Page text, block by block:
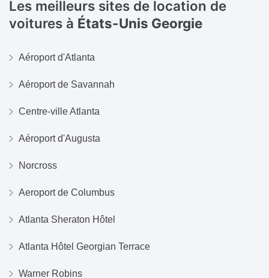
Les meilleurs sites de location de
voitures à États-Unis Georgie
Aéroport d'Atlanta
Aéroport de Savannah
Centre-ville Atlanta
Aéroport d'Augusta
Norcross
Aeroport de Columbus
Atlanta Sheraton Hôtel
Atlanta Hôtel Georgian Terrace
Warner Robins